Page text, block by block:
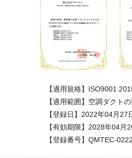
【適用規格】
【適用範囲】空調ダクト
【登録日】2022年04月27
【有効期限】2028年04月
【登録番号】QMTEC-